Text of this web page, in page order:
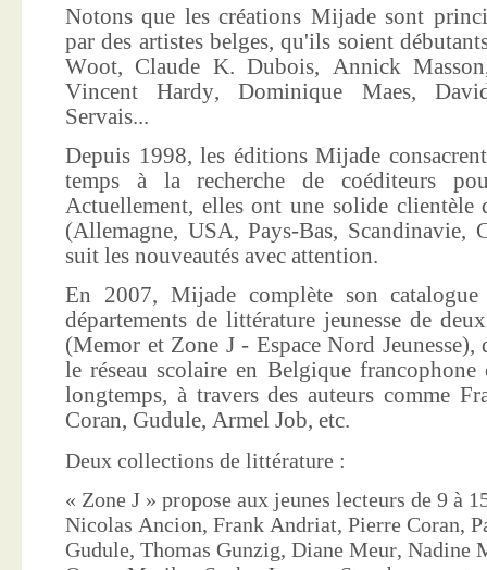
Notons que les créations Mijade sont
par des artistes belges, qu'ils soient
Woot, Claude K. Dubois, Annick
Vincent Hardy, Dominique Maes,
Servais...
Depuis 1998, les éditions Mijade
temps à la recherche de coéditeurs
Actuellement, elles ont une solide clientèle
(Allemagne, USA, Pays-Bas, Scandinavie,
suit les nouveautés avec attention.
En 2007, Mijade complète son
départements de littérature jeunesse de
(Memor et Zone J - Espace Nord
le réseau scolaire en Belgique francophone
longtemps, à travers des auteurs comme
Coran, Gudule, Armel Job, etc.
Deux collections de littérature :
« Zone J » propose aux jeunes lecteurs de 9 à
Nicolas Ancion, Frank Andriat, Pierre Coran,
Gudule, Thomas Gunzig, Diane Meur, Nadine